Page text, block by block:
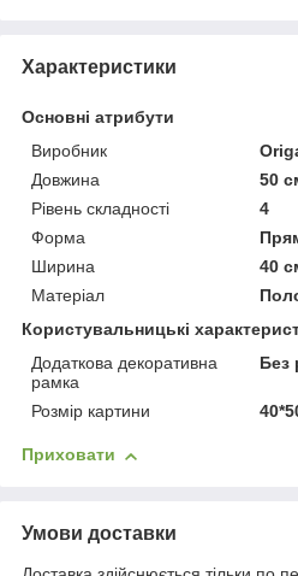
Характеристики
Основні атрибути
Виробник
Довжина
50
Рівень складності
4
Форма
Ширина
40
Матеріал
Користувальницькі
Додаткова декоративна
рамка
Без
Розмір картини
Приховати
Умови доставки